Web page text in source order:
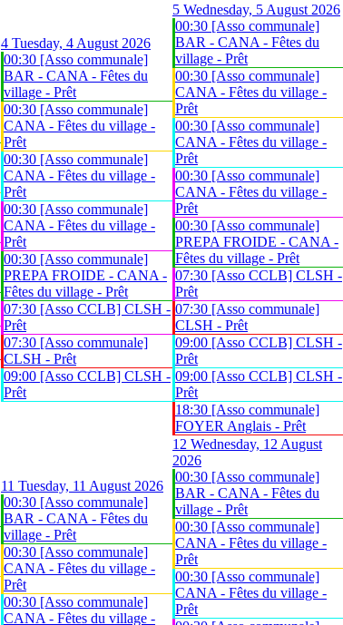
4 Tuesday, 4 August 2026
00:30 [Asso communale]
BAR - CANA - Fêtes du
village - Prêt
00:30 [Asso communale]
CANA - Fêtes du village -
Prêt
00:30 [Asso communale]
CANA - Fêtes du village -
Prêt
00:30 [Asso communale]
CANA - Fêtes du village -
Prêt
00:30 [Asso communale]
PREPA FROIDE - CANA -
Fêtes du village - Prêt
07:30 [Asso CCLB] CLSH -
Prêt
07:30 [Asso communale]
CLSH - Prêt
09:00 [Asso CCLB] CLSH -
Prêt
5 Wednesday, 5 August 2026
00:30 [Asso communale]
BAR - CANA - Fêtes du
village - Prêt
00:30 [Asso communale]
CANA - Fêtes du village -
Prêt
00:30 [Asso communale]
CANA - Fêtes du village -
Prêt
00:30 [Asso communale]
CANA - Fêtes du village -
Prêt
00:30 [Asso communale]
PREPA FROIDE - CANA -
Fêtes du village - Prêt
07:30 [Asso CCLB] CLSH -
Prêt
07:30 [Asso communale]
CLSH - Prêt
09:00 [Asso CCLB] CLSH -
Prêt
09:00 [Asso CCLB] CLSH -
Prêt
18:30 [Asso communale]
FOYER Anglais - Prêt
11 Tuesday, 11 August 2026
00:30 [Asso communale]
BAR - CANA - Fêtes du
village - Prêt
00:30 [Asso communale]
CANA - Fêtes du village -
Prêt
00:30 [Asso communale]
CANA - Fêtes du village -
12 Wednesday, 12 August
2026
00:30 [Asso communale]
BAR - CANA - Fêtes du
village - Prêt
00:30 [Asso communale]
CANA - Fêtes du village -
Prêt
00:30 [Asso communale]
CANA - Fêtes du village -
Prêt